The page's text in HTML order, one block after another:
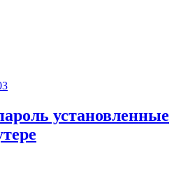
установленные